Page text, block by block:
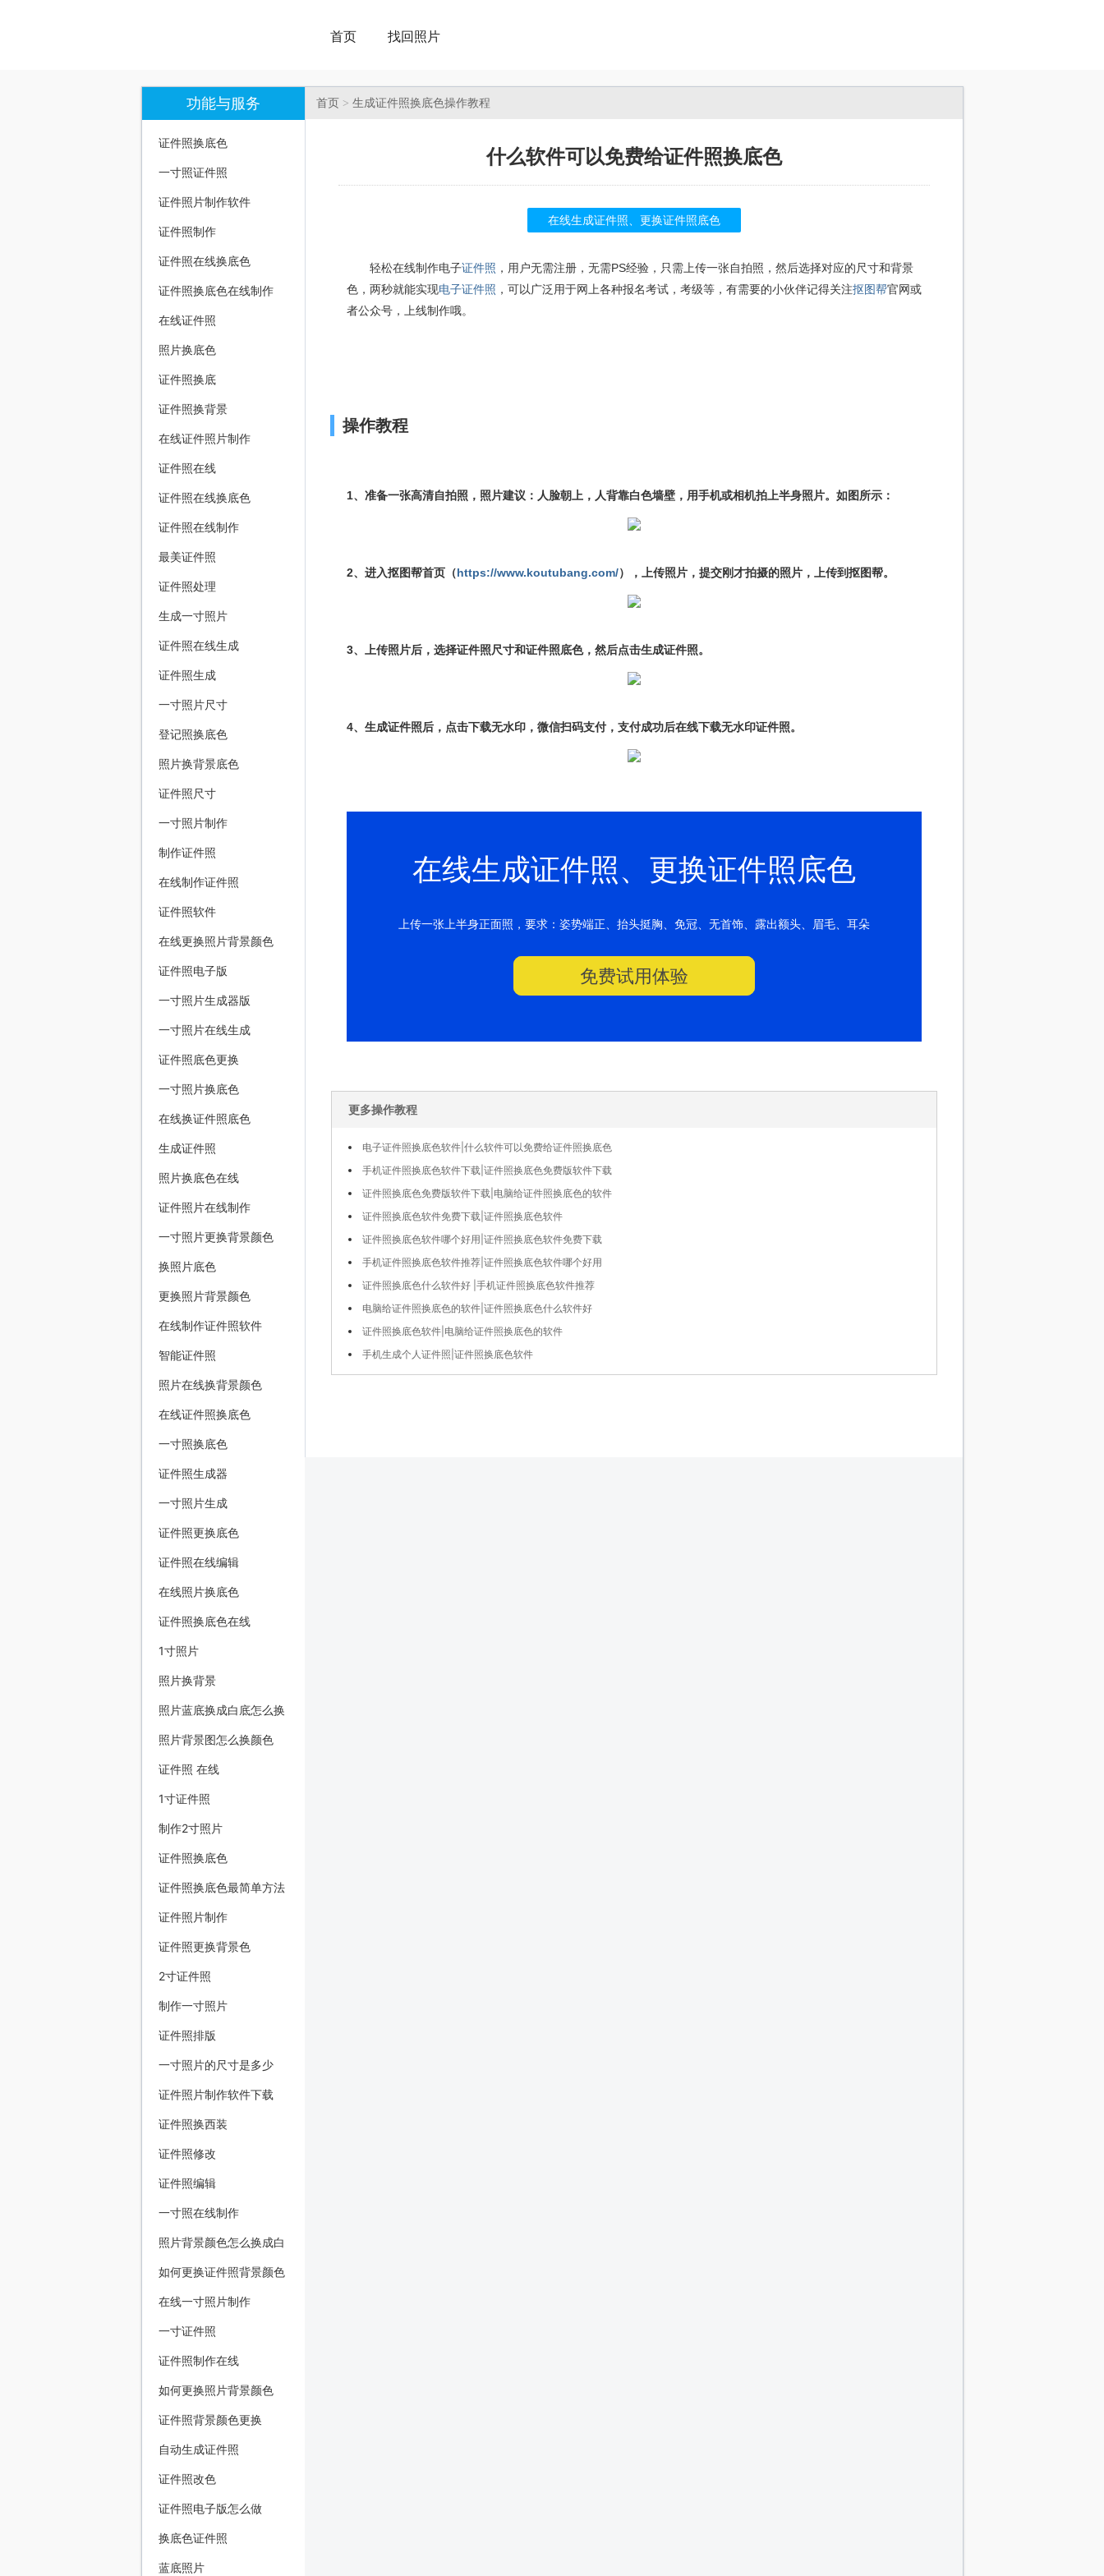
首页 找回照片
功能与服务
证件照换底色
一寸照证件照
证件照片制作软件
证件照制作
证件照在线换底色
证件照换底色在线制作
在线证件照
照片换底色
证件照换底
证件照换背景
在线证件照片制作
证件照在线
证件照在线换底色
证件照在线制作
最美证件照
证件照处理
生成一寸照片
证件照在线生成
证件照生成
一寸照片尺寸
登记照换底色
照片换背景底色
证件照尺寸
一寸照片制作
制作证件照
在线制作证件照
证件照软件
在线更换照片背景颜色
证件照电子版
一寸照片生成器版
一寸照片在线生成
证件照底色更换
一寸照片换底色
在线换证件照底色
生成证件照
照片换底色在线
证件照片在线制作
一寸照片更换背景颜色
换照片底色
更换照片背景颜色
在线制作证件照软件
智能证件照
照片在线换背景颜色
在线证件照换底色
一寸照换底色
证件照生成器
一寸照片生成
证件照更换底色
证件照在线编辑
在线照片换底色
证件照换底色在线
1寸照片
照片换背景
照片蓝底换成白底怎么换
照片背景图怎么换颜色
证件照 在线
1寸证件照
制作2寸照片
证件照换底色
证件照换底色最简单方法
证件照片制作
证件照更换背景色
2寸证件照
制作一寸照片
证件照排版
一寸照片的尺寸是多少
证件照片制作软件下载
证件照换西装
证件照修改
证件照编辑
一寸照在线制作
照片背景颜色怎么换成白
色
如何更换证件照背景颜色
在线一寸照片制作
一寸证件照
证件照制作在线
如何更换照片背景颜色
证件照背景颜色更换
自动生成证件照
证件照改色
证件照电子版怎么做
换底色证件照
蓝底照片
首页 > 生成证件照换底色操作教程
什么软件可以免费给证件照换底色
在线生成证件照、更换证件照底色
轻松在线制作电子证件照 ，用户无需注册，无需PS经验，只需上传一张自拍照，然后选择对应的尺寸和背景
色，两秒就能实现电子证件照 ，可以广泛用于网上各种报名考试，考级等，有需要的小伙伴记得关注抠图帮官网或
者公众号，上线制作哦。
操作教程
1、准备一张高清自拍照，照片建议：人脸朝上，人背靠白色墙壁，用手机或相机拍上半身照片。如图所示：
2、进入抠图帮首页（https://www.koutubang.com/），上传照片，提交刚才拍摄的照片，上传到抠图帮。
3、上传照片后，选择证件照尺寸和证件照底色，然后点击生成证件照。
4、生成证件照后，点击下载无水印，微信扫码支付，支付成功后在线下载无水印证件照。
在线生成证件照、更换证件照底色
上传一张上半身正面照，要求：姿势端正、抬头挺胸、免冠、无首饰、露出额头、眉毛、耳朵
免费试用体验
更多操作教程
电子证件照换底色软件|什么软件可以免费给证件照换底色
手机证件照换底色软件下载|证件照换底色免费版软件下载
证件照换底色免费版软件下载|电脑给证件照换底色的软件
证件照换底色软件免费下载|证件照换底色软件
证件照换底色软件哪个好用|证件照换底色软件免费下载
手机证件照换底色软件推荐|证件照换底色软件哪个好用
证件照换底色什么软件好 |手机证件照换底色软件推荐
电脑给证件照换底色的软件|证件照换底色什么软件好
证件照换底色软件|电脑给证件照换底色的软件
手机生成个人证件照|证件照换底色软件